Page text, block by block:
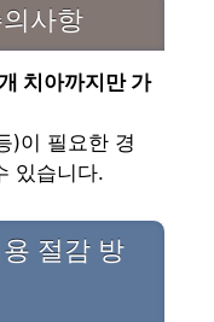
사항
치아까지만 가
)이 필요한 경
있습니다.
절감 방